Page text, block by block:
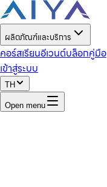
ผลิตภัณฑ์และบริการ
คอร์สเรียนอีเวนต์บล็อกคู่มือ
เข้าสู่ระบบ
TH
Open menu